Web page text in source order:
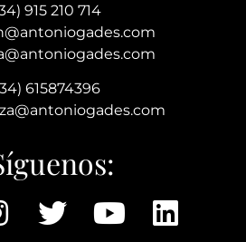
915 210 714
615874396